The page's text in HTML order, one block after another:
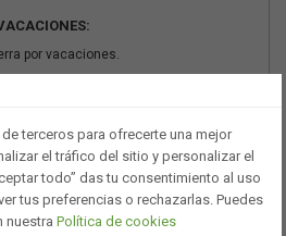
por vacaciones.
terceros para ofrecerte una mejor
el tráfico del sitio y personalizar el
todo” das tu consentimiento al uso
tus preferencias o rechazarlas. Puedes
nuestra Política de cookies